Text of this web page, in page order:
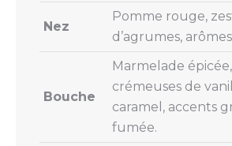
Nez
Pomme rouge,
d’agrumes,
Bouche
Marmelade
crémeuses de
caramel, accents
fumée.